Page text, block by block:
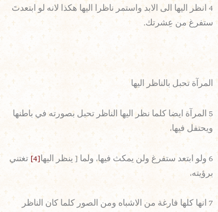
4 انظر اليها الى الابد واستمر ناظرا اليها هكذا لانه لو ابتعدتَ
ستفرغ من عِشرتك.
المرآة تحبل بالناظر اليها
5 المرآة ايضا كلما نظر اليها الناظر تحبل بصورته في باطنها
ويحتفل فيها،
6 ولو ابتعد ستفرغ ولن يمكث فيها، ولما [ ينظر اليها [4]
تغتني
برؤيته،
7 انها كلها فارغة من الاشباه ومن الصور كلما كان الناظر